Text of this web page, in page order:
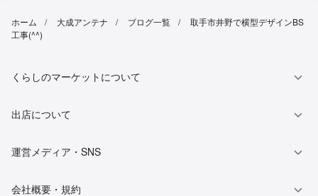
ホーム 大成アンテナ ブログ一覧
取手市井野で横型デザインBS
工事(^^)
くらしのマーケットについて
出店について
運営メディア・SNS
会社概要・規約